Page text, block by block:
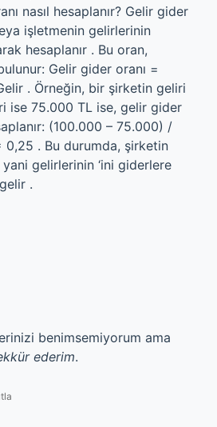
nasıl hesaplanır? Gelir gider
işletmenin gelirlerinin
hesaplanır . Bu oran,
Gelir gider oranı =
. Örneğin, bir şirketin geliri
ise 75.000 TL ise, gelir gider
(100.000 – 75.000) /
. Bu durumda, şirketin
yani gelirlerinin ‘ini giderlere
.
benimsemiyorum ama
ederim.